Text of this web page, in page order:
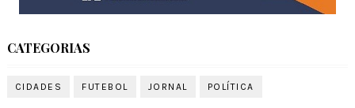
CATEGORIAS
CIDADES FUTEBOL JORNAL POLÍTICA